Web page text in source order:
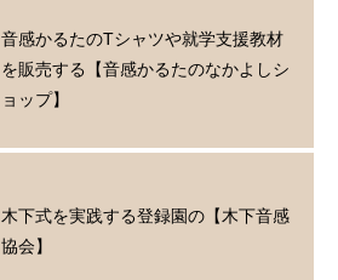
音感かるたのTシャツや就学支援教材
を販売する【音感かるたのなかよしシ
ョップ】
木下式を実践する登録園の【木下音感
協会】